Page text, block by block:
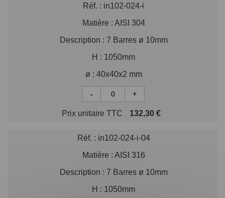
Réf. : in102-024-i
Matière : AISI 304
Description : 7 Barres ø 10mm
H : 1050mm
ø : 40x40x2 mm
- +
Prix unitaire TTC 132,30 €
Réf. : in102-024-i-04
Matière : AISI 316
Description : 7 Barres ø 10mm
H : 1050mm